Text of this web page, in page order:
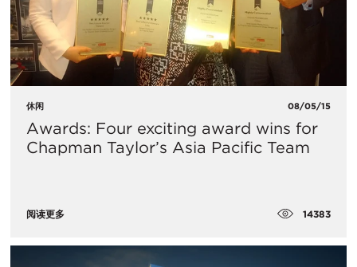
休闲 08/05/15
Awards: Four exciting award wins for
Chapman Taylor’s Asia Pacific Team
阅读更多 14383